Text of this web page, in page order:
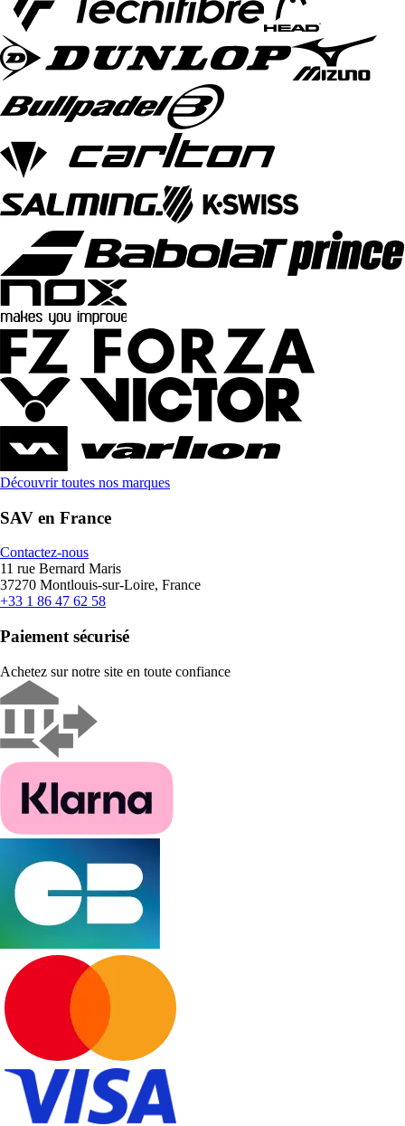
Découvrir toutes nos marques
SAV en France
Contactez-nous
11 rue Bernard Maris
37270 Montlouis-sur-Loire, France
+33 1 86 47 62 58
Paiement sécurisé
Achetez sur notre site en toute confiance